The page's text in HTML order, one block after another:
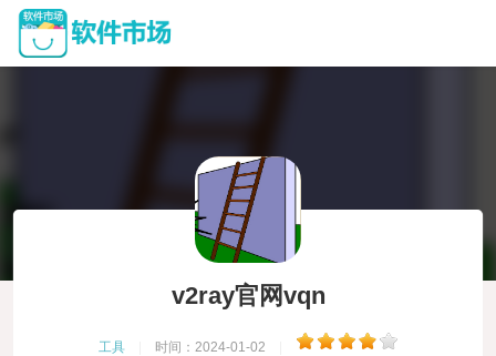
v2ray官网vqn
工具 时间：2024-01-02